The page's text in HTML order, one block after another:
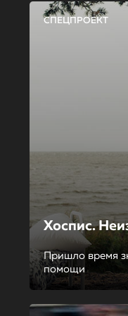
СПЕЦПРОЕКТ
Хоспис.
Пришло время
помощи